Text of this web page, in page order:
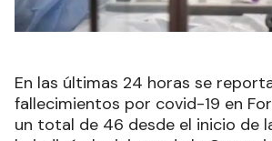
En las últimas 24 horas se
fallecimientos por covid-19 en
un total de 46 desde el inicio de